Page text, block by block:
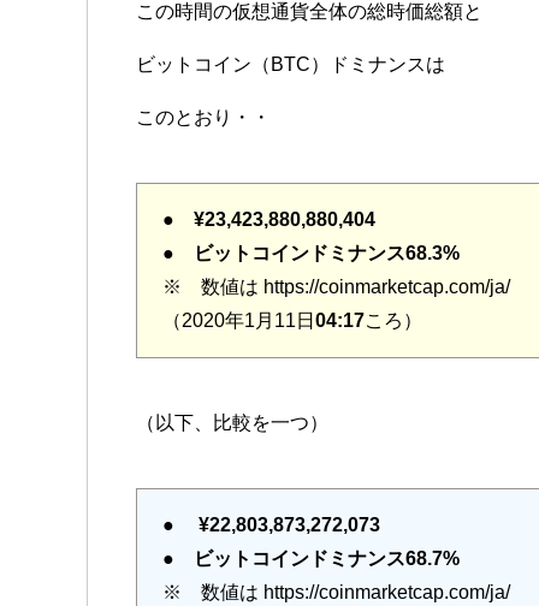
この時間の仮想通貨全体の総時価総額と
ビットコイン（BTC）ドミナンスは
このとおり・・
● ¥23,423,880,880,404
●
ビットコインドミナンス68.3%
※ 数値は https://coinmarketcap.com/ja/
（2020年1月11日 04:17ころ）
（以下、比較を一つ）
●
¥22,803,873,272,073
●
ビットコインドミナンス68.7%
※ 数値は https://coinmarketcap.com/ja/